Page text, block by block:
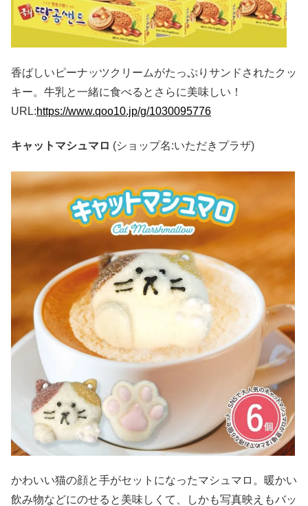
香ばしいピーナッツクリームがたっぷりサンドされたクッ
キー。牛乳と一緒に食べるとさらに美味しい！
URL:https://www.qoo10.jp/g/1030095776
キャットマシュマロ (ショップ名:いただきプラザ)
かわいい猫の顔と手がセットになったマシュマロ。暖かい
飲み物などにのせると美味しくて、しかも写真映えもバッ